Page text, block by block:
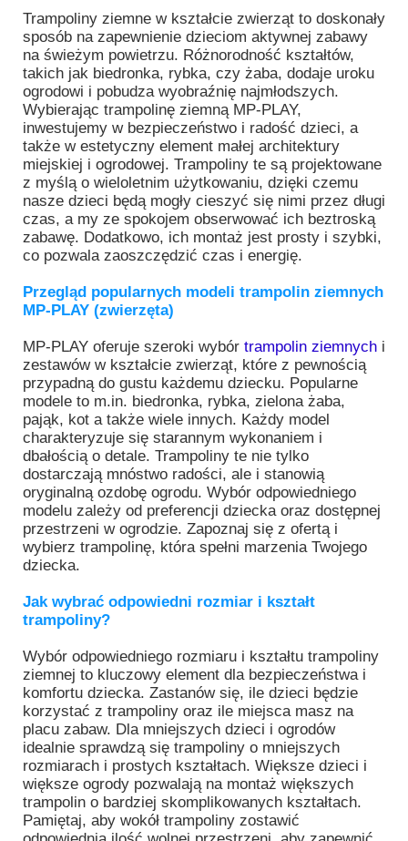
Trampoliny ziemne w kształcie zwierząt to doskonały
sposób na zapewnienie dzieciom aktywnej zabawy
na świeżym powietrzu. Różnorodność kształtów,
takich jak biedronka, rybka, czy żaba, dodaje uroku
ogrodowi i pobudza wyobraźnię najmłodszych.
Wybierając trampolinę ziemną MP-PLAY,
inwestujemy w bezpieczeństwo i radość dzieci, a
także w estetyczny element małej architektury
miejskiej i ogrodowej. Trampoliny te są projektowane
z myślą o wieloletnim użytkowaniu, dzięki czemu
nasze dzieci będą mogły cieszyć się nimi przez długi
czas, a my ze spokojem obserwować ich beztroską
zabawę. Dodatkowo, ich montaż jest prosty i szybki,
co pozwala zaoszczędzić czas i energię.
Przegląd popularnych modeli trampolin ziemnych
MP-PLAY (zwierzęta)
MP-PLAY oferuje szeroki wybór trampolin ziemnych i
zestawów w kształcie zwierząt, które z pewnością
przypadną do gustu każdemu dziecku. Popularne
modele to m.in. biedronka, rybka, zielona żaba,
pająk, kot a także wiele innych. Każdy model
charakteryzuje się starannym wykonaniem i
dbałością o detale. Trampoliny te nie tylko
dostarczają mnóstwo radości, ale i stanowią
oryginalną ozdobę ogrodu. Wybór odpowiedniego
modelu zależy od preferencji dziecka oraz dostępnej
przestrzeni w ogrodzie. Zapoznaj się z ofertą i
wybierz trampolinę, która spełni marzenia Twojego
dziecka.
Jak wybrać odpowiedni rozmiar i kształt
trampoliny?
Wybór odpowiedniego rozmiaru i kształtu trampoliny
ziemnej to kluczowy element dla bezpieczeństwa i
komfortu dziecka. Zastanów się, ile dzieci będzie
korzystać z trampoliny oraz ile miejsca masz na
placu zabaw. Dla mniejszych dzieci i ogrodów
idealnie sprawdzą się trampoliny o mniejszych
rozmiarach i prostych kształtach. Większe dzieci i
większe ogrody pozwalają na montaż większych
trampolin o bardziej skomplikowanych kształtach.
Pamiętaj, aby wokół trampoliny zostawić